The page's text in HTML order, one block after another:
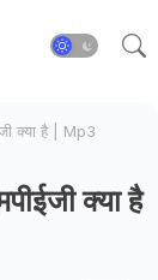
क्या है | Mp3
क्या है